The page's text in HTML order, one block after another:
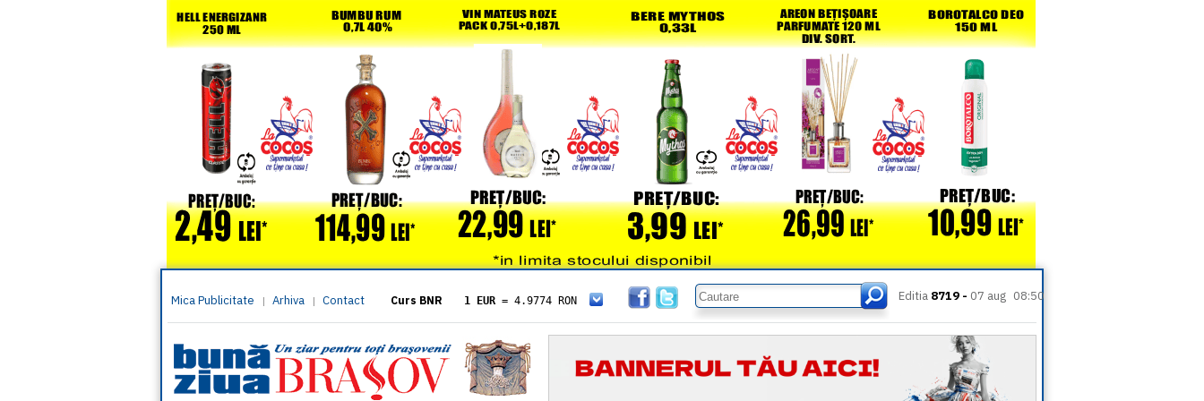
Mica Publicitate | Arhiva | Contact Curs BNR 1 EUR = 4.9774 RON
= 5.8304 RON
1 XAU= 464.4611 RON
1 AED= 1.1933 RON
1 AUD= 2.7957 RON
1 BGN= 2.5449 RON
Editia 8719 - 07 aug 08:50